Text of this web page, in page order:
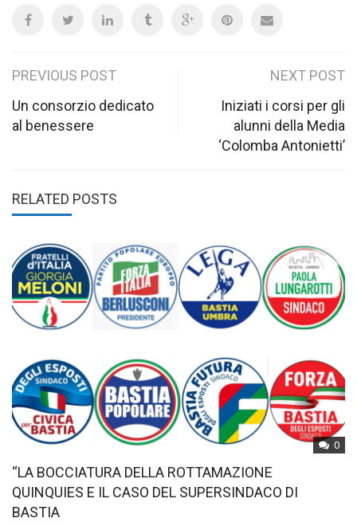
Post
navigation
PREVIOUS POST
Un consorzio dedicato
al benessere
NEXT POST
Iniziati i corsi per gli
alunni della Media
‘Colomba Antonietti’
RELATED POSTS
0
“LA BOCCIATURA DELLA ROTTAMAZIONE
QUINQUIES E IL CASO DEL SUPERSINDACO DI
BASTIA